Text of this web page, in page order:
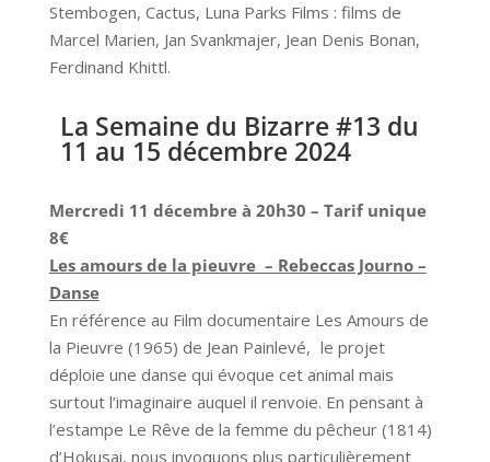
Stembogen, Cactus, Luna Parks Films : films de
Marcel Marien, Jan Svankmajer, Jean Denis Bonan,
Ferdinand Khittl.
La Semaine du Bizarre #13 du
11 au 15 décembre 2024
Mercredi 11 décembre à 20h30 – Tarif unique
8€
Les amours de la pieuvre – Rebeccas Journo –
Danse
En référence au Film documentaire Les Amours de
la Pieuvre (1965) de Jean Painlevé, le projet
déploie une danse qui évoque cet animal mais
surtout l’imaginaire auquel il renvoie. En pensant à
l’estampe Le Rêve de la femme du pêcheur (1814)
d’Hokusai, nous invoquons plus particulièrement